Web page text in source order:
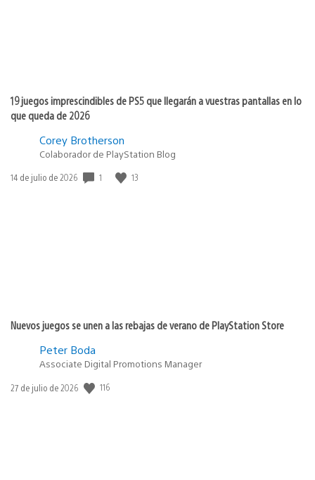
19 juegos imprescindibles de PS5 que llegarán a vuestras pantallas en lo
que queda de 2026
Corey Brotherson
Colaborador de PlayStation Blog
Fecha
14 de julio de 2026 1 13
Nuevos juegos se unen a las rebajas de verano de PlayStation Store
Peter Boda
Associate Digital Promotions Manager
Fecha
27 de julio de 2026 116